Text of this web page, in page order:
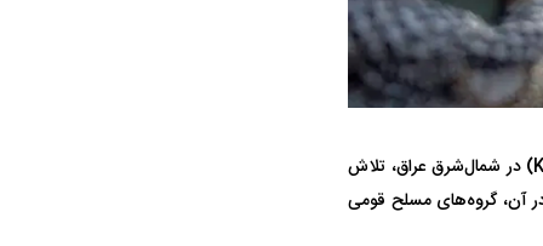
با روایت میدانی از اردوگاه‌های حزب دموکرات کردستان ایران (KDPI) در شمال‌شرق عراق، تلاش
در آن، گروه‌های مسلح قومی